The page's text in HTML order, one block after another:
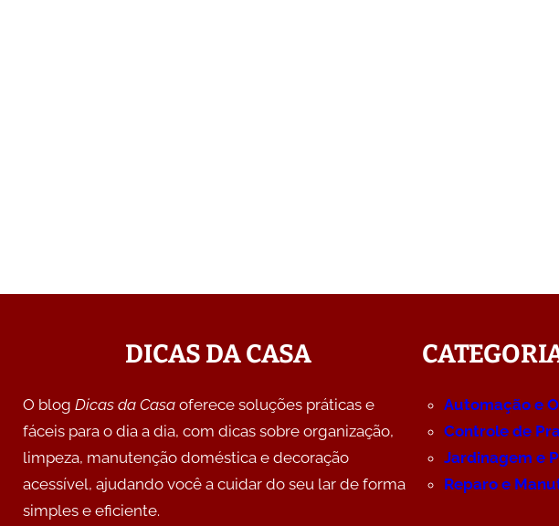
DICAS DA CASA
O blog Dicas da Casaoferece soluções práticas e
fáceis para o dia a dia, com dicas sobre organização,
limpeza, manutenção doméstica e decoração
acessível, ajudando você a cuidar do seu lar de forma
simples e eficiente.
Automação e
Controle de
Jardinagem e
Reparo e